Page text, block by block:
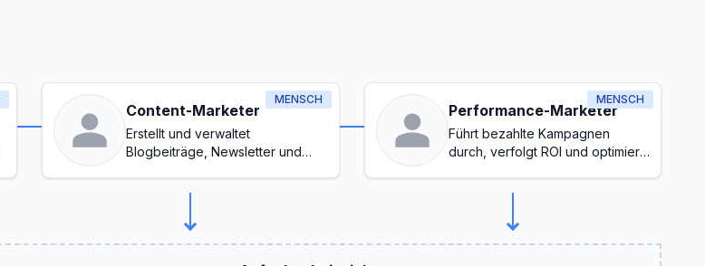
MENSCH
Content-Marketer
Erstellt und verwaltet
Blogbeiträge, Newsletter und
MENSCH
Performance-Marketer
Führt bezahlte Kampagnen
durch, verfolgt ROI und optimiert